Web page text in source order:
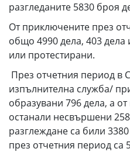
разгледаните 5830 броя
От приключените през
общо 4990 дела, 403
или протестирани.
През отчетния период в
изпълнителна служба/
образувани 796 дела, а
останали несвършени
разглеждане са били
през отчетния период са